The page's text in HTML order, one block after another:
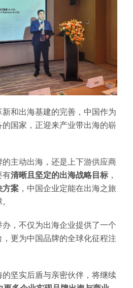
和出海基建的完善，中国作为
国家，正迎来产业带出海的崭
主动出海，还是上下游供应商
有清晰且坚定的出海战略目标 ，
方案 ，中国企业定能在出海之旅
，不仅为出海企业提供了一个
更为中国品牌的全球化征程注
坚实后盾与亲密伙伴，将继续